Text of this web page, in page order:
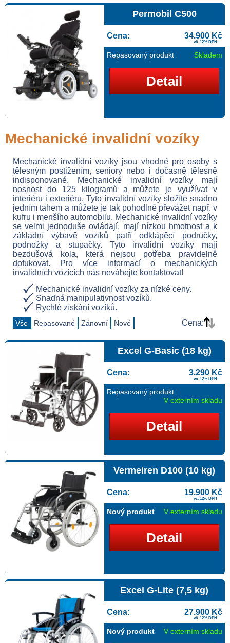
Permobil C500
Cena: 34.900 Kč
vč. 12% DPH
Repasovaný produkt Skladem
Detail
Mechanické invalidní vozíky
Mechanické invalidní vozíky jsou vhodné pro osoby s
tělesným postižením, seniory nebo i dočasně tělesně
indisponované. Mechanické invalidní vozíky mají
nosnost do 125 kilogramů a můžete je využívat v
interiéru i exteriéru. Tyto invalidní vozíky složíte snadno
jedním tahem a můžete je tak pohodlně převážet např. v
kufru i menšího automobilu. Mechanické invalidní vozíky
se velmi jednoduše ovládají, mají nízkou hmotnost a k
základní výbavě vozíků patří odklápěcí područky,
podnožky a stupačky. Tyto invalidní vozíky mají
bezdušová kola, která nejsou potřeba pravidelně
dofukovat. Pro více informací o mechanických
invalidních vozících nás neváhejte kontaktovat!
Mechanické invalidní vozíky za nízké ceny.
Snadná manipulativnost vozíků.
Rychlé získání vozíků.
Vše Repasované Zánovní Nové Cena:
Excel G-Basic (18 kg)
Cena: 3.290 Kč
vč. 12% DPH
Repasovaný produkt
V externím skladu
Detail
Vermeiren D100 (10 kg)
Cena: 19.900 Kč
vč. 12% DPH
Nový produkt V externím skladu
Detail
Excel G-Lite (7,5 kg)
Cena: 27.900 Kč
vč. 12% DPH
Nový produkt V externím skladu